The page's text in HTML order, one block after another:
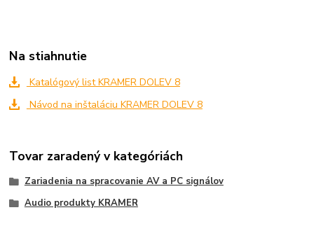
Na stiahnutie
Katalógový list KRAMER DOLEV 8
Návod na inštaláciu KRAMER DOLEV 8
Tovar zaradený v kategóriách
Zariadenia na spracovanie AV a PC signálov
Audio produkty KRAMER